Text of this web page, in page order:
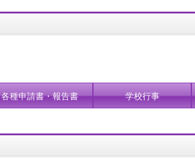
各種申請書・報告書 学校行事